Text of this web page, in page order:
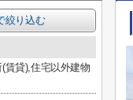
絞り込む
賃貸),住宅以外建物